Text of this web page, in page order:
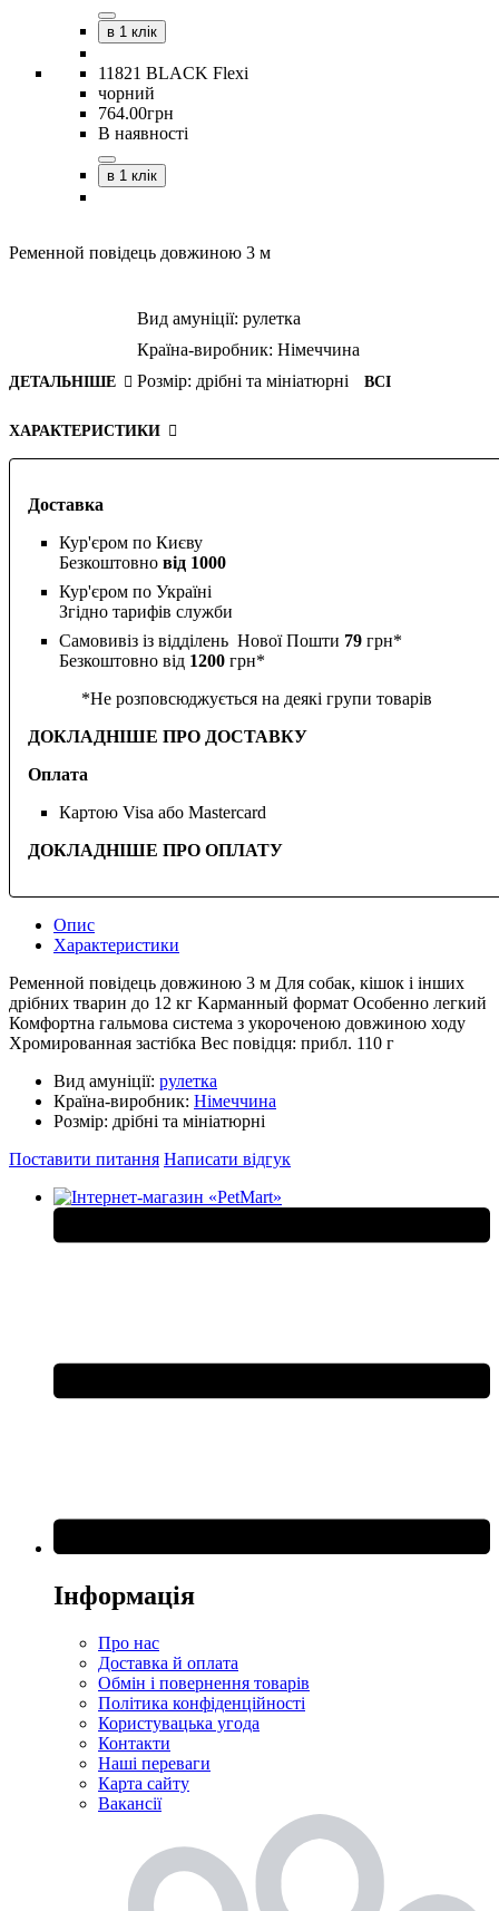
Доставка
Кур'єром по Києву
Безкоштовно від 1000
Кур'єром по Україні
Згідно тарифів служби
Самовивіз із відділень Нової Пошти 79 грн*
Безкоштовно від 1200 грн*
*Не розповсюджується на деякі групи товарів
ДОКЛАДНІШЕ ПРО ДОСТАВКУ
Оплата
Картою Visa або Mastercard
ДОКЛАДНІШЕ ПРО ОПЛАТУ
в 1 клік
11821 BLACK Flexi
чорний
764.00грн
В наявності
в 1 клік
Pеменной повідець довжиною 3 м
ДЕТАЛЬНІШЕ
Вид амуніції: рулетка
Країна-виробник: Німеччина
Розмір: дрібні та мініатюрні ВСІ
ХАРАКТЕРИСТИКИ
Опис
Характеристики
Pеменной повідець довжиною 3 м Для собак, кішок і інших
дрібних тварин до 12 кг Kарманный формат Oсобенно легкий
Комфортна гальмова система з укороченою довжиною ходу
Xромированная застібка Bес повідця: прибл. 110 г
Вид амуніції: рулетка
Країна-виробник: Німеччина
Розмір: дрібні та мініатюрні
Поставити питання Написати відгук
Інформація
Про нас
Доставка й оплата
Обмін і повернення товарів
Політика конфіденційності
Користувацька угода
Контакти
Наші переваги
Карта сайту
Вакансії